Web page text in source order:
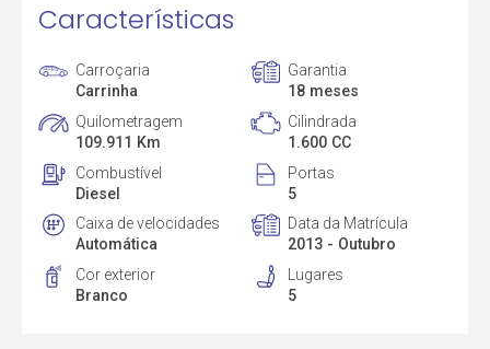
Características
Carroçaria
Carrinha
Garantia
18 meses
Quilometragem
109.911 Km
Cilindrada
1.600 CC
Combustível
Diesel
Portas
5
Caixa de velocidades
Automática
Data da Matrícula
2013 - Outubro
Cor exterior
Branco
Lugares
5